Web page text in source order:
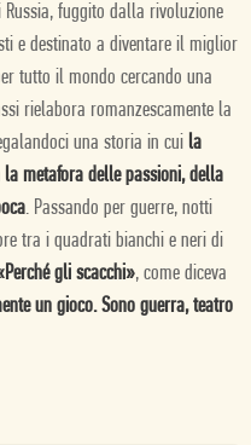
fuggito dalla rivoluzione
e destinato a diventare il miglior
tutto il mondo cercando una
rielabora romanzescamente la
una storia in cui la
metafora delle passioni, della
. Passando per guerre, notti
tra i quadrati bianchi e neri di
gli scacchi», come diceva
un gioco. Sono guerra, teatro